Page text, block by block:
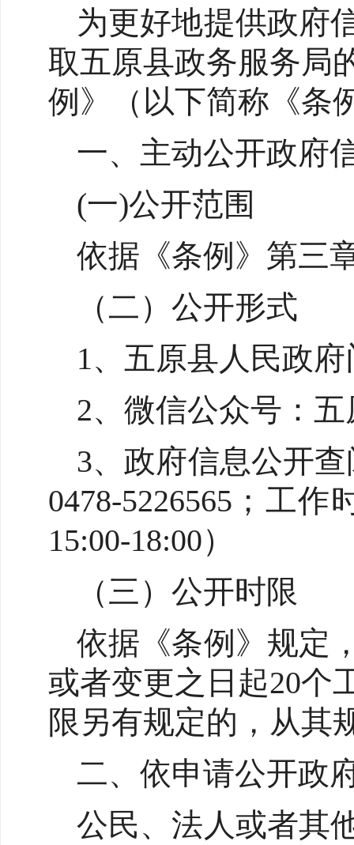
为更好地提供政府
取五原县政务服务局
例》（以下简称《条
一、主动公开政府
(一)公开范围
依据《条例》第三
（二）公开形式
1、五原县人民政府
2、微信公众号：
3、政府信息公开
0478-5226565；工
15:00-18:00）
（三）公开时限
依据《条例》规定
或者变更之日起20个
限另有规定的，从其
二、依申请公开政
公民、法人或者其